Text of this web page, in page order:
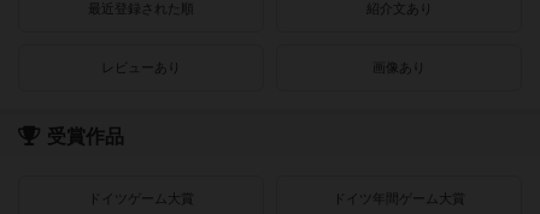
最近登録された順 紹介文あり
レビューあり 画像あり
受賞作品
ドイツゲーム大賞 ドイツ年間ゲーム大賞